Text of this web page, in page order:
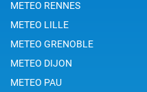
METEO RENNES
METEO LILLE
METEO GRENOBLE
METEO DIJON
METEO PAU